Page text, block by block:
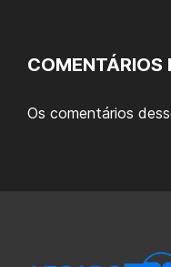
COMENTÁRIOS
Os comentários